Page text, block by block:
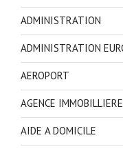
ADMINISTRATION
ADMINISTRATION
AEROPORT
AGENCE IMMOBILLIERE
AIDE A DOMICILE